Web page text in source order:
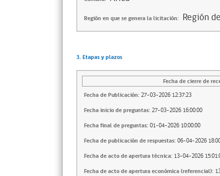
Región en que se genera la licitación: Región
3. Etapas y plazos
Fecha de cierre de
Fecha de Publicación: 27-03-2026 12:37:23
Fecha inicio de preguntas: 27-03-2026 16:00:00
Fecha final de preguntas: 01-04-2026 10:00:00
Fecha de publicación de respuestas: 06-04-2026
Fecha de acto de apertura técnica: 13-04-2026
Fecha de acto de apertura económica (referencial):